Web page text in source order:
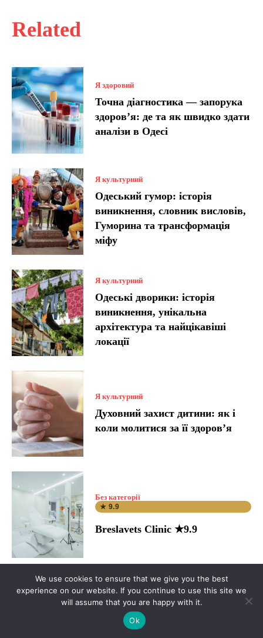
Related
Я здоровий
Точна діагностика — запорука
здоров’я: де та як швидко здати
аналізи в Одесі
Я культурний
Одеський гумор: історія
виникнення, словник висловів,
Гуморина та трансформація
міфу
Я культурний
Одеські дворики: історія
виникнення, унікальна
архітектура та найцікавіші
локації
Я культурний
Духовний захист дитини: як і
коли молитися за її здоров’я
Без категорії
★ 9.9
Breslavets Clinic ★9.9
We use cookies to ensure that we give you the best
experience on our website. If you continue to use this site we
will assume that you are happy with it.
Ok